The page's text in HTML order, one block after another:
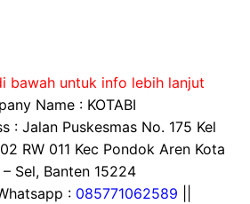
bawah untuk info lebih lanjut
Name : KOTABI
: Jalan Puskesmas No. 175 Kel
RW 011 Kec Pondok Aren Kota
Sel, Banten 15224
: 085771062589